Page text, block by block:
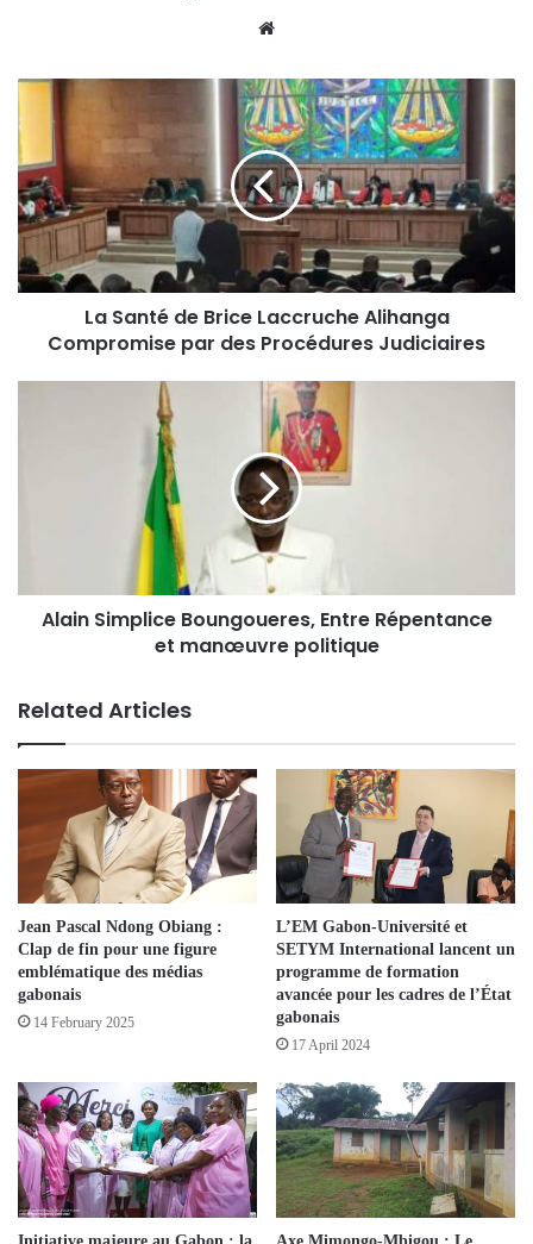
La Santé de Brice Laccruche Alihanga
Compromise par des Procédures Judiciaires
Alain Simplice Boungoueres, Entre Répentance
et manœuvre politique
Related Articles
Jean Pascal Ndong Obiang :
Clap de fin pour une figure
emblématique des médias
gabonais
14 February 2025
L’EM Gabon-Université et
SETYM International lancent un
programme de formation
avancée pour les cadres de l’État
gabonais
17 April 2024
Initiative majeure au Gabon : la Axe Mimongo-Mbigou : Le